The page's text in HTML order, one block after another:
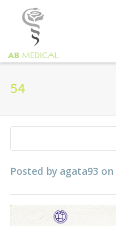
54
Posted by agata93 on